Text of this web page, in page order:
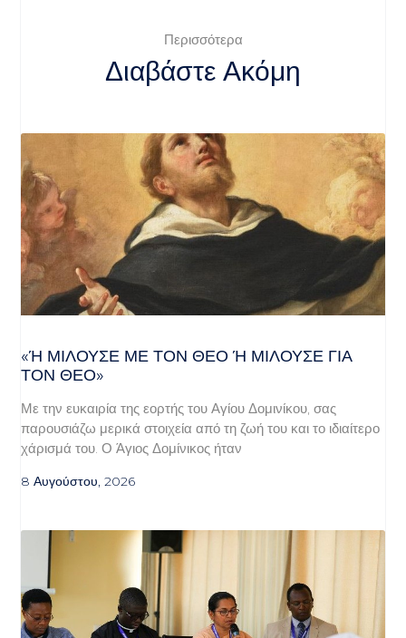
Περισσότερα
Διαβάστε Ακόμη
«Ή ΜΙΛΟΎΣΕ ΜΕ ΤΟΝ ΘΕΌ Ή ΜΙΛΟΎΣΕ ΓΙΑ ΤΟ
Ν ΘΕΌ»
Με την ευκαιρία της εορτής του Αγίου Δομινίκου, σας
παρουσιάζω μερικά στοιχεία από τη ζωή του και το ιδιαίτερο
χάρισμά του. Ο Άγιος Δομίνικος ήταν
8 Αυγούστου, 2026